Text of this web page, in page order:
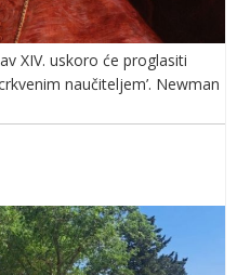
XIV. uskoro će proglasiti
naučiteljem’. Newman